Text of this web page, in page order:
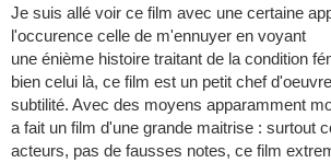
Je suis allé voir ce film avec une certaine
l'occurence celle de m'ennuyer en voyant
une énième histoire traitant de la condition
bien celui là, ce film est un petit chef
subtilité. Avec des moyens apparamment
a fait un film d'une grande maitrise : surtout
acteurs, pas de fausses notes, ce film